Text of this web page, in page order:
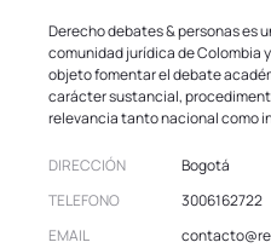
Derecho debates & personas es
comunidad jurídica de Colombia
objeto fomentar el debate
carácter sustancial,
relevancia tanto nacional como
DIRECCIÓN
Bogotá
TELEFONO
3006162722
EMAIL